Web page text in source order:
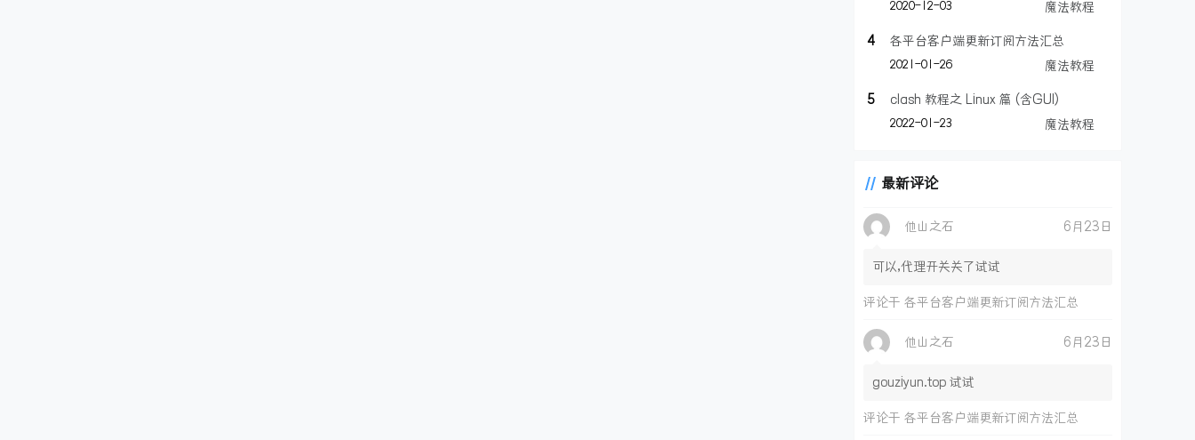
2020-12-03 魔法教程
4 各平台客户端更新订阅方法汇总
2021-01-26 魔法教程
5 clash 教程之 Linux 篇 (含GUI)
2022-01-23 魔法教程
最新评论
他山之石 6月23日
可以,代理开关关了试试
评论于各平台客户端更新订阅方法汇总
他山之石 6月23日
gouziyun.top 试试
评论于各平台客户端更新订阅方法汇总